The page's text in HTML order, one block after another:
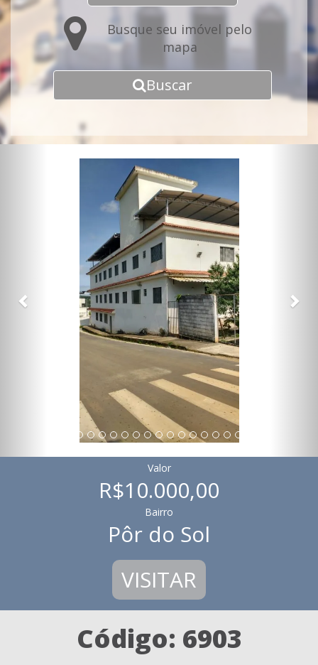
Busque seu imóvel pelo
mapa
Buscar
Previous
Valor
R$10.000,00
Bairro
Pôr do Sol
VISITAR
Código: 6903